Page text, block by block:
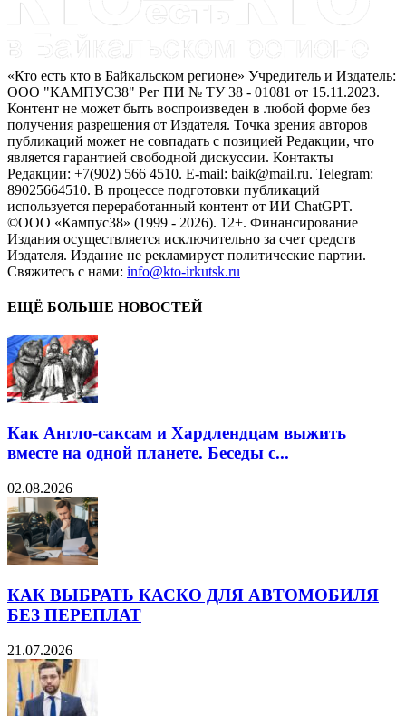
«Кто есть кто в Байкальском регионе» Учредитель и Издатель:
ООО "КАМПУС38" Рег ПИ № ТУ 38 - 01081 от 15.11.2023.
Контент не может быть воспроизведен в любой форме без
получения разрешения от Издателя. Точка зрения авторов
публикаций может не совпадать с позицией Редакции, что
является гарантией свободной дискуссии. Контакты
Редакции: +7(902) 566 4510. E-mail: baik@mail.ru. Telegram:
89025664510. В процессе подготовки публикаций
используется переработанный контент от ИИ ChatGPT.
©ООО «Кампус38» (1999 - 2026). 12+. Финансирование
Издания осуществляется исключительно за счет средств
Издателя. Издание не рекламирует политические партии.
Свяжитесь с нами: info@kto-irkutsk.ru
ЕЩЁ БОЛЬШЕ НОВОСТЕЙ
Как Англо-саксам и Хардлендцам выжить
вместе на одной планете. Беседы с...
02.08.2026
КАК ВЫБРАТЬ КАСКО ДЛЯ АВТОМОБИЛЯ
БЕЗ ПЕРЕПЛАТ
21.07.2026